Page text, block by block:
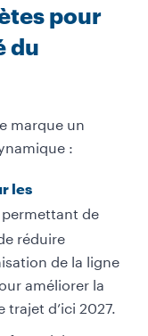
pour
du
marque un
:
les
, permettant de
réduire
de la ligne
améliorer la
d’ici 2027.